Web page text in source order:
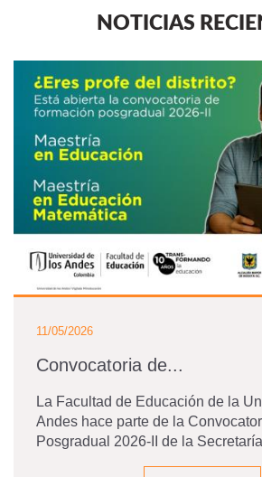
NOTICIAS
11/05/2026
Convocatoria de...
La Facultad de Educación de la
Andes hace parte de la
Posgradual 2026-II de la